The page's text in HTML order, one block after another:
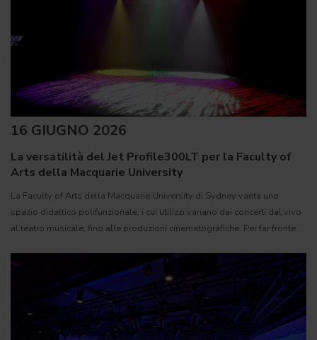
16 GIUGNO 2026
La versatilità del Jet Profile300LT per la Faculty of
Arts della Macquarie University
La Faculty of Arts della Macquarie University di Sydney vanta uno
spazio didattico polifunzionale, i cui utilizzi variano dai concerti dal vivo
al teatro musicale, fino alle produzioni cinematografiche. Per far fronte